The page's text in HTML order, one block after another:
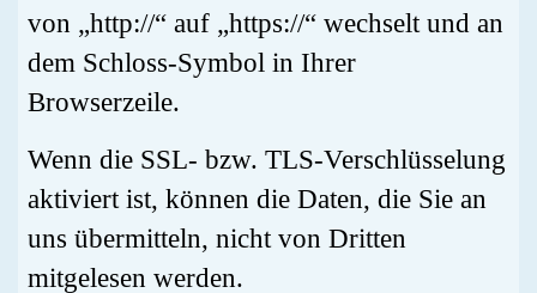
von „http://“ auf „https://“ wechselt und an
dem Schloss-Symbol in Ihrer
Browserzeile.
Wenn die SSL- bzw. TLS-Verschlüsselung
aktiviert ist, können die Daten, die Sie an
uns übermitteln, nicht von Dritten
mitgelesen werden.